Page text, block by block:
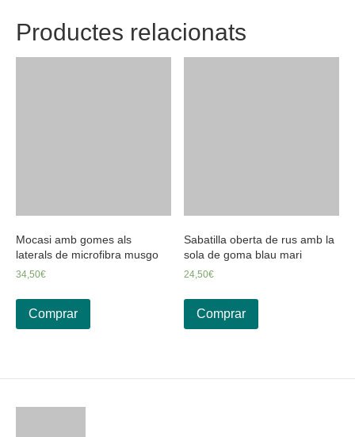
Productes relacionats
Mocasi amb gomes als
laterals de microfibra musgo
34,50€
Comprar
Sabatilla oberta de rus amb la
sola de goma blau mari
24,50€
Comprar